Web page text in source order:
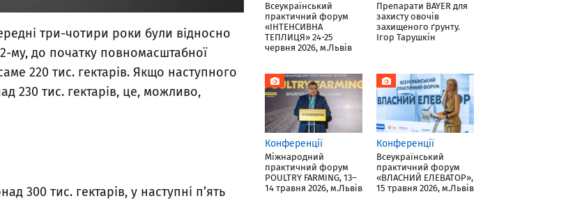
три-чотири роки були відносно
му, до початку повномасштабної
220 тис. гектарів. Якщо наступного
230 тис. гектарів, це, можливо,
300 тис. гектарів, у наступні п’ять
Всеукраїнський
практичний форум
«ІНТЕНСИВНА
ТЕПЛИЦЯ» 24-25
червня 2026, м.Львів
Препарати BAYER для
захисту овочів
захищеного ґрунту.
Ігор Тарушкін
Конференції
Міжнародний
практичний форум
POULTRY FARMING, 13–
14 травня 2026, м.Львів
Конференції
Всеукраїнський
практичний форум
«ВЛАСНИЙ ЕЛЕВАТОР»,
15 травня 2026, м.Львів